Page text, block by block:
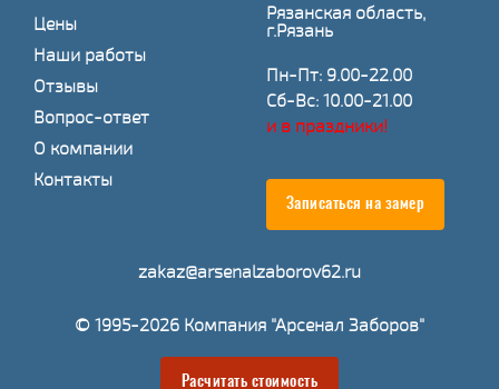
Цены
Наши работы
Отзывы
Вопрос-ответ
О компании
Контакты
Рязанская область,
г.Рязань
Пн-Пт: 9.00-22.00
Сб-Вс: 10.00-21.00
и в праздники!
Записаться на замер
zakaz@arsenalzaborov62.ru
© 1995-2026 Компания "Арсенал Заборов"
Расчитать стоимость